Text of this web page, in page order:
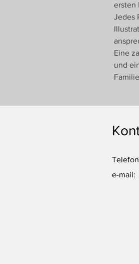
ersten
Jedes
Eine
und
e-mail: